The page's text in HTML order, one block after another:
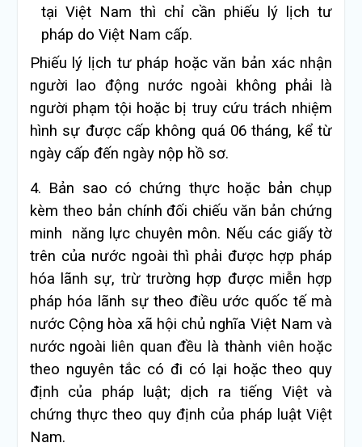
tại Việt Nam thì chỉ cần phiếu lý lịch tư
pháp do Việt Nam cấp.
Phiếu lý lịch tư pháp hoặc văn bản xác nhận
người lao động nước ngoài không phải là
người phạm tội hoặc bị truy cứu trách nhiệm
hình sự được cấp không quá 06 tháng, kể từ
ngày cấp đến ngày nộp hồ sơ.
4. Bản sao có chứng thực hoặc bản chụp
kèm theo bản chính đối chiếu văn bản chứng
minh năng lực chuyên môn. Nếu các giấy tờ
trên của nước ngoài thì phải được hợp pháp
hóa lãnh sự, trừ trường hợp được miễn hợp
pháp hóa lãnh sự theo điều ước quốc tế mà
nước Cộng hòa xã hội chủ nghĩa Việt Nam và
nước ngoài liên quan đều là thành viên hoặc
theo nguyên tắc có đi có lại hoặc theo quy
định của pháp luật; dịch ra tiếng Việt và
chứng thực theo quy định của pháp luật Việt
Nam.